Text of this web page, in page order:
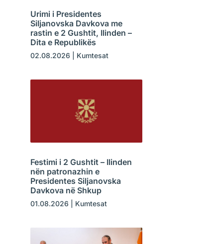
Urimi i Presidentes
Siljanovska Davkova me
rastin e 2 Gushtit, Ilinden –
Dita e Republikës
02.08.2026 Kumtesat
Festimi i 2 Gushtit – Ilinden
nën patronazhin e
Presidentes Siljanovska
Davkova në Shkup
01.08.2026 Kumtesat